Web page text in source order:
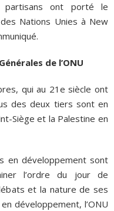
partisans ont porté le
Nations Unies à New
de l’ONU
qui au 21e siècle ont
des deux tiers sont en
Siège et la Palestine en
en développement sont
l’ordre du jour de
et la nature de ses
développement, l’ONU